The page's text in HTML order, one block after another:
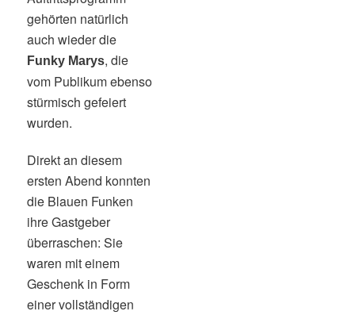
gehörten natürlich
auch wieder die
Funky Marys, die
vom Publikum ebenso
stürmisch gefeiert
wurden.
Direkt an diesem
ersten Abend konnten
die Blauen Funken
ihre Gastgeber
überraschen: Sie
waren mit einem
Geschenk in Form
einer vollständigen